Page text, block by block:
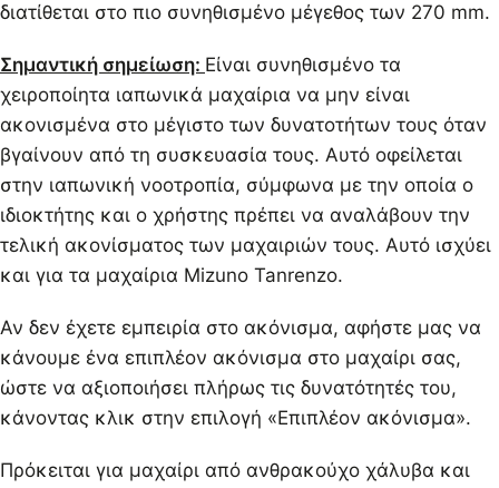
διατίθεται στο πιο συνηθισμένο μέγεθος των 270 mm.
Σημαντική σημείωση: Είναι συνηθισμένο τα
χειροποίητα ιαπωνικά μαχαίρια να μην είναι
ακονισμένα στο μέγιστο των δυνατοτήτων τους όταν
βγαίνουν από τη συσκευασία τους. Αυτό οφείλεται
στην ιαπωνική νοοτροπία, σύμφωνα με την οποία ο
ιδιοκτήτης και ο χρήστης πρέπει να αναλάβουν την
τελική ακονίσματος των μαχαιριών τους. Αυτό ισχύει
και για τα μαχαίρια Mizuno Tanrenzo.
Αν δεν έχετε εμπειρία στο ακόνισμα, αφήστε μας να
κάνουμε ένα επιπλέον ακόνισμα στο μαχαίρι σας,
ώστε να αξιοποιήσει πλήρως τις δυνατότητές του,
κάνοντας κλικ στην επιλογή «Επιπλέον ακόνισμα».
Πρόκειται για μαχαίρι από ανθρακούχο χάλυβα και